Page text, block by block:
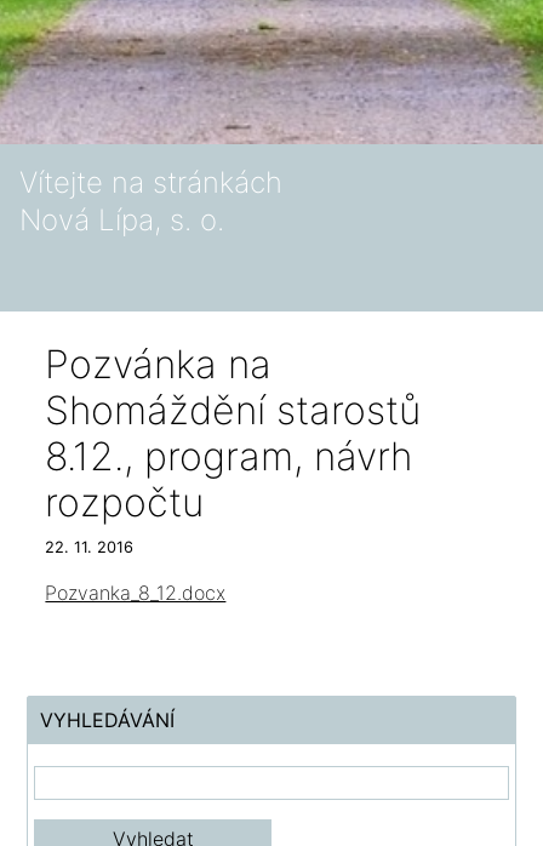
Vítejte na stránkách
Nová Lípa, s. o.
Pozvánka na
Shomáždění starostů
8.12., program, návrh
rozpočtu
22. 11. 2016
Pozvanka_8_12.docx
VYHLEDÁVÁNÍ